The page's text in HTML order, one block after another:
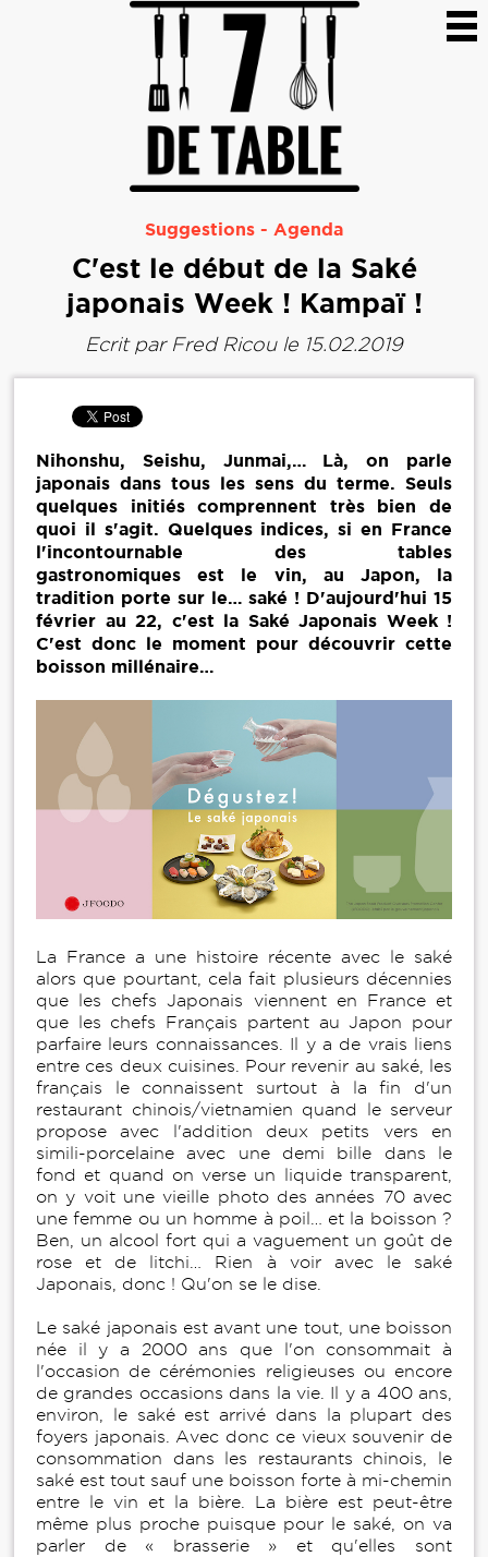
Suggestions - Agenda
C'est le début de la Saké
japonais Week ! Kampaï !
Ecrit par Fred Ricoule 15.02.2019
Nihonshu, Seishu, Junmai,… Là, on parle
japonais dans tous les sens du terme. Seuls
quelques initiés comprennent très bien de
quoi il s'agit. Quelques indices, si en France
l'incontournable des tables
gastronomiques est le vin, au Japon, la
tradition porte sur le… saké ! D'aujourd'hui 15
février au 22, c'est la Saké Japonais Week !
C'est donc le moment pour découvrir cette
boisson millénaire…
La France a une histoire récente avec le saké
alors que pourtant, cela fait plusieurs décennies
que les chefs Japonais viennent en France et
que les chefs Français partent au Japon pour
parfaire leurs connaissances. Il y a de vrais liens
entre ces deux cuisines. Pour revenir au saké, les
français le connaissent surtout à la fin d'un
restaurant chinois/vietnamien quand le serveur
propose avec l'addition deux petits vers en
simili-porcelaine avec une demi bille dans le
fond et quand on verse un liquide transparent,
on y voit une vieille photo des années 70 avec
une femme ou un homme à poil… et la boisson ?
Ben, un alcool fort qui a vaguement un goût de
rose et de litchi… Rien à voir avec le saké
Japonais, donc ! Qu'on se le dise.
Le saké japonais est avant une tout, une boisson
née il y a 2000 ans que l'on consommait à
l'occasion de cérémonies religieuses ou encore
de grandes occasions dans la vie. Il y a 400 ans,
environ, le saké est arrivé dans la plupart des
foyers japonais. Avec donc ce vieux souvenir de
consommation dans les restaurants chinois, le
saké est tout sauf une boisson forte à mi-chemin
entre le vin et la bière. La bière est peut-être
même plus proche puisque pour le saké, on va
parler de « brasserie » et qu'elles sont